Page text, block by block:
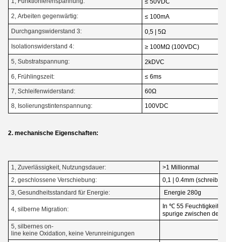
≤ 50VDC
2, Arbeiten gegenwärtig: ≤ 100mA
Durchgangswiderstand 3: 0,5 | 5Ω
Isolationswiderstand 4: ≥ 100MΩ (100VDC)
5, Substratspannung: 2kDVC
6, Frühlingszeit: ≤ 6ms
7, Schleifenwiderstand: 60Ω
8, Isolierungstintenspannung: 100VDC
2. mechanische Eigenschaften:
1, Zuverlässigkeit, Nutzungsdauer:
>1 Millionmal
2, geschlossene Verschiebung:
0,1 | 0.4mm
3, Gesundheitsstandard für Energie:
Energie 280g
4, silberne Migration:
In ℃ 55 Feuchtigkeit
spurige zwischen
5, silbernes on-
line keine Oxidation, keine Verunreinigungen